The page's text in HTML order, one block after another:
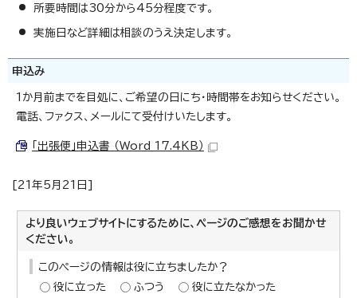
所要時間は30分から45分程度です。
実施日など詳細は相談のうえ決定します。
申込み
1か月前までを目処に、ご希望の日にち・時間帯をお知らせください。
電話、ファクス、メールにて受付けいたします。
「出張便」申込書 （Word 17.4KB）
[21年5月21日]
より良いウェブサイトにするために、ページのご感想をお聞かせ
ください。
このページの情報は役に立ちましたか？
役に立った
ふつう 役に立たなかった